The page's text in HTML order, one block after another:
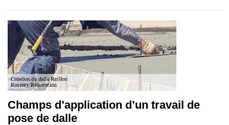
Champs d’application d’un travail de
pose de dalle